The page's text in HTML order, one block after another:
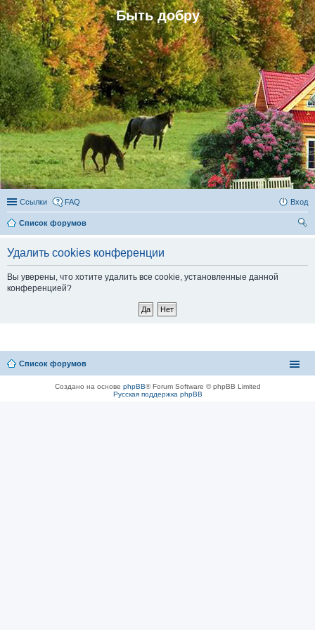
Быть добру
Ссылки FAQ Вход
Список форумов
Удалить cookies конференции
Вы уверены, что хотите удалить все cookie, установленные данной
конференцией?
Список форумов
Создано на основе phpBB® Forum Software © phpBB Limited
Русская поддержка phpBB